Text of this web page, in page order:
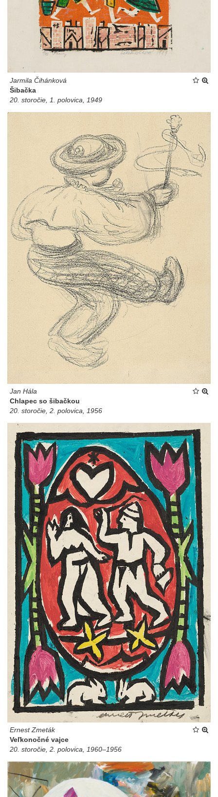
Jarmila Čihánková
Šibačka
20. storočie, 1. polovica, 1949
Jan Hála
Chlapec so šibačkou
20. storočie, 2. polovica, 1956
Ernest Zmeták
Veľkonočné vajce
20. storočie, 2. polovica, 1960–1956